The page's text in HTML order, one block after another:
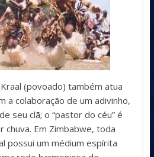
(povoado) também atua
a colaboração de um adivinho,
seu clã; o “pastor do céu” é
Em Zimbabwe, toda
possui um médium espírita